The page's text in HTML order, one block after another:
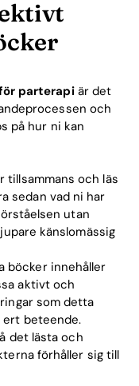
parterapiär det
och
på hur ni kan
tillsammans och läs
sedan vad ni har
utan
känslomässig
böcker innehåller
aktivt och
som detta
ert beteende.
det lästa och
förhåller sig till